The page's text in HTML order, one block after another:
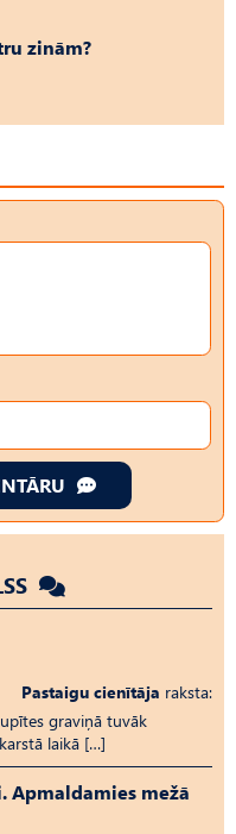
zinām?
Pastaigu cienītāja raksta:
graviņā tuvāk
laikā […]
Apmaldamies mežā